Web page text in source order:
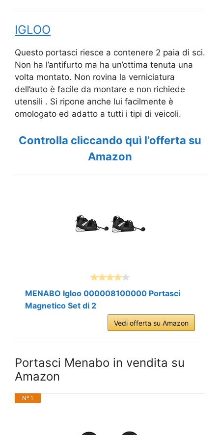
IGLOO
Questo portasci riesce a contenere 2 paia di sci.
Non ha l’antifurto ma ha un’ottima tenuta una
volta montato. Non rovina la verniciatura
dell’auto è facile da montare e non richiede
utensili . Si ripone anche lui facilmente è
omologato ed adatto a tutti i tipi di veicoli.
Controlla cliccando quì l’offerta su
Amazon
MENABO Igloo 000008100000 Portasci
Magnetico Set di 2
Vedi offerta su Amazon
Portasci Menabo in vendita su
Amazon
N° 1